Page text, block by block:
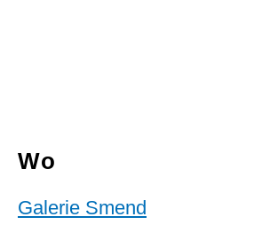
Wo
Galerie Smend